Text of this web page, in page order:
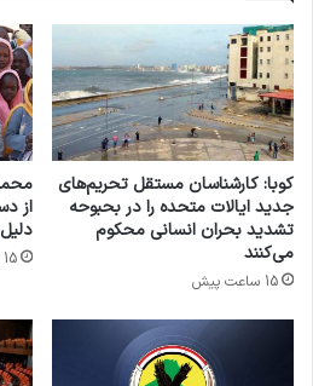
کوبا: کارشناسان مستقل تحریم‌های
جدید ایالات متحده را در بحبوحه
تشدید بحران انسانی محکوم
می‌کنند
15 ساعت پیش
از
15 ساعت پیش